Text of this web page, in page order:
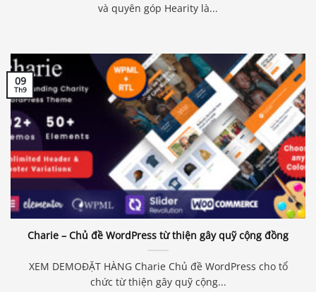
và quyên góp Hearity là...
Charie – Chủ đề WordPress từ thiện gây quỹ cộng đồng
XEM DEMOĐẶT HÀNG Charie Chủ đề WordPress cho tổ
chức từ thiện gây quỹ cộng...
09
Th9